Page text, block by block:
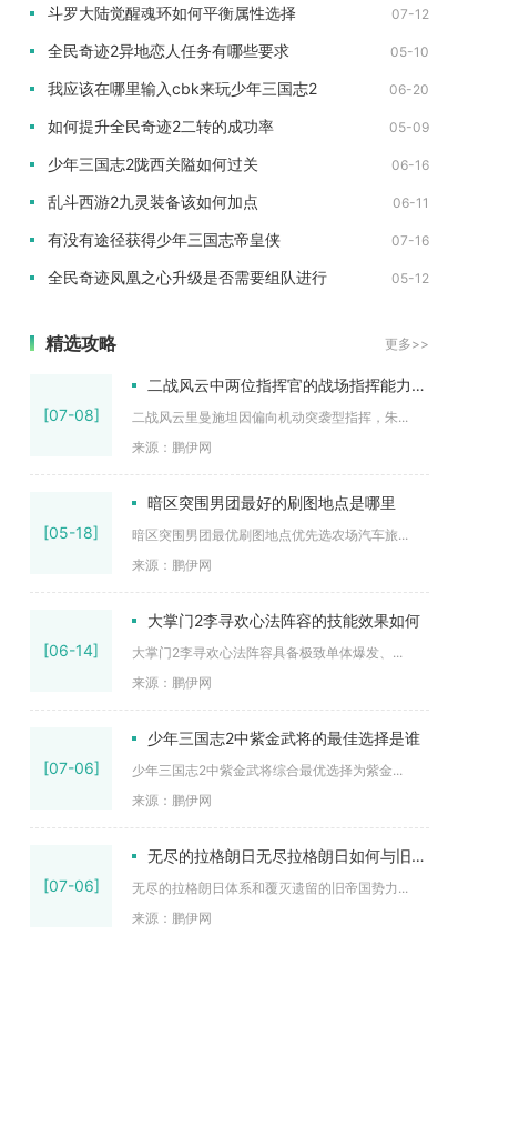
斗罗大陆觉醒魂环如何平衡属性选择 07-12
全民奇迹2异地恋人任务有哪些要求 05-10
我应该在哪里输入cbk来玩少年三国志2 06-20
如何提升全民奇迹2二转的成功率 05-09
少年三国志2陇西关隘如何过关 06-16
乱斗西游2九灵装备该如何加点 06-11
有没有途径获得少年三国志帝皇侠 07-16
全民奇迹凤凰之心升级是否需要组队进行 05-12
精选攻略 更多>>
[07-08]
二战风云中两位指挥官的战场指挥能力如何
二战风云里曼施坦因偏向机动突袭型指挥，朱...
来源：鹏伊网
[05-18]
暗区突围男团最好的刷图地点是哪里
暗区突围男团最优刷图地点优先选农场汽车旅...
来源：鹏伊网
[06-14]
大掌门2李寻欢心法阵容的技能效果如何
大掌门2李寻欢心法阵容具备极致单体爆发、...
来源：鹏伊网
[07-06]
少年三国志2中紫金武将的最佳选择是谁
少年三国志2中紫金武将综合最优选择为紫金...
来源：鹏伊网
[07-06]
无尽的拉格朗日无尽拉格朗日如何与旧帝国进行相互融合
无尽的拉格朗日体系和覆灭遗留的旧帝国势力...
来源：鹏伊网